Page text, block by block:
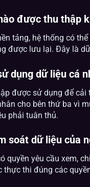
được thu thập
tảng, hệ thống có
được lưu lại. Đây là
dụng dữ liệu cá
được sử dụng để cải
cho bên thứ ba vì
phải tuân thủ.
soát dữ liệu của
quyền yêu cầu xem,
thực thi đúng các